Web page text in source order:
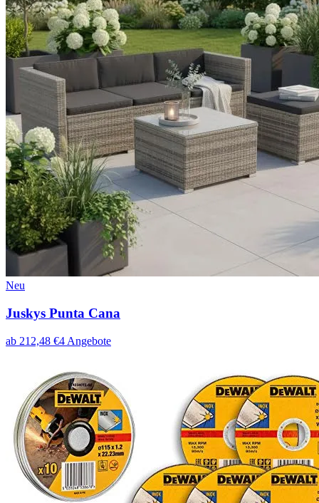
Neu
Juskys Punta Cana
ab 212,48 €4 Angebote